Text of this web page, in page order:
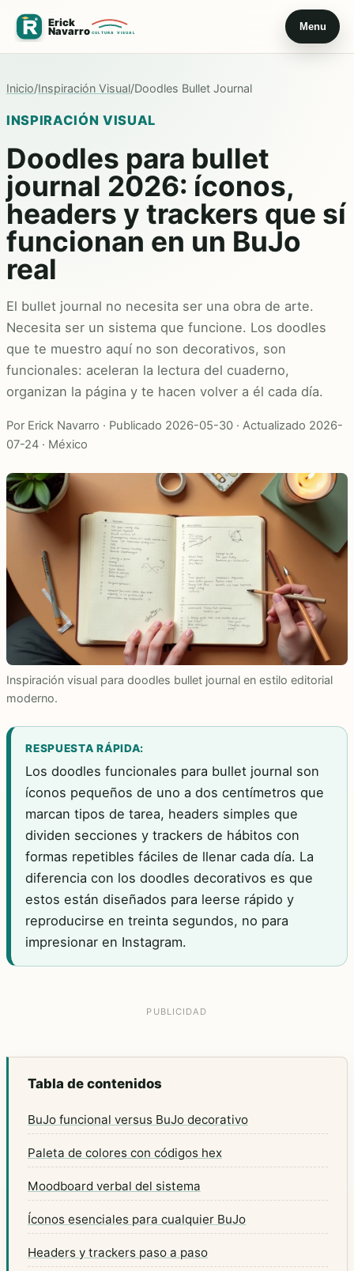
Menu
Inicio/Inspiración Visual/Doodles Bullet Journal
INSPIRACIÓN VISUAL
Doodles para bullet
journal 2026: íconos,
headers y trackers que sí
funcionan en un BuJo
real
El bullet journal no necesita ser una obra de arte.
Necesita ser un sistema que funcione. Los doodles
que te muestro aquí no son decorativos, son
funcionales: aceleran la lectura del cuaderno,
organizan la página y te hacen volver a él cada día.
Por Erick Navarro · Publicado 2026-05-30 · Actualizado 2026-
07-24 · México
Inspiración visual para doodles bullet journal en estilo editorial
moderno.
RESPUESTA RÁPIDA:
Los doodles funcionales para bullet journal son
íconos pequeños de uno a dos centímetros que
marcan tipos de tarea, headers simples que
dividen secciones y trackers de hábitos con
formas repetibles fáciles de llenar cada día. La
diferencia con los doodles decorativos es que
estos están diseñados para leerse rápido y
reproducirse en treinta segundos, no para
impresionar en Instagram.
Tabla de contenidos
BuJo funcional versus BuJo decorativo
Paleta de colores con códigos hex
Moodboard verbal del sistema
Íconos esenciales para cualquier BuJo
Headers y trackers paso a paso